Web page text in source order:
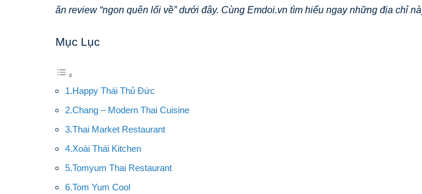
ăn review “ngon quên lối về” dưới đây. Cùng Emdoi.vn tìm hiểu ngay những địa chỉ
Mục Lục
1.Happy Thái Thủ Đức
2.Chang – Modern Thai Cuisine
3.Thai Market Restaurant
4.Xoài Thái Kitchen
5.Tomyum Thai Restaurant
6.Tom Yum Cool